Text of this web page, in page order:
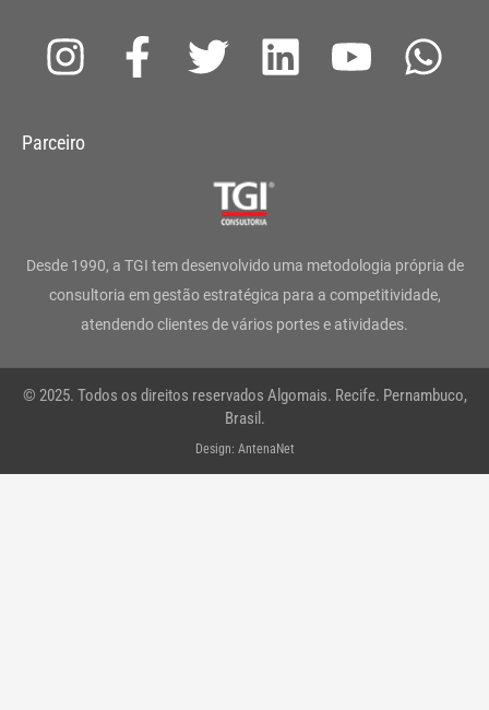
I
s
g
r
a
m
F
a
o
o
k
-
T
t
e
r
L
d
i
n
Y
b
e
W
a
p
Parceiro
Desde 1990, a TGI tem desenvolvido uma metodologia própria de
consultoria em gestão estratégica para a competitividade,
atendendo clientes de vários portes e atividades.
© 2025. Todos os direitos reservados Algomais. Recife. Pernambuco,
Brasil.
Design: AntenaNet